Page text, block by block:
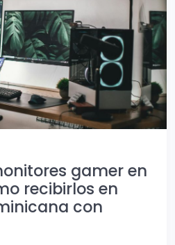
gamer en
recibirlos en
con